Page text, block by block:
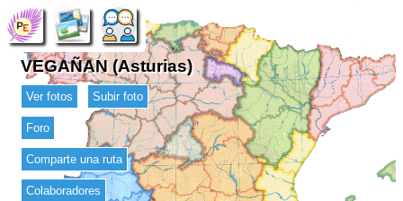
VEGAÑAN (Asturias)
Ver fotos Subir foto
Foro
Comparte una ruta
Colaboradores